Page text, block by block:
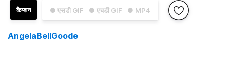
● एसडी GIF ● एचडी GIF ● MP4
कैप्शन
AngelaBellGoode